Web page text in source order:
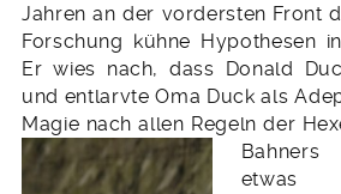
Jahren an der vordersten Front
Forschung kühne Hypothesen
Er wies nach, dass Donald
und entlarvte Oma Duck als
Magie nach allen Regeln der